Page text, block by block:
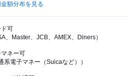
額分布を見る
ド可
、Master、JCB、AMEX、Diners）
マネー可
系電子マネー（Suicaなど））